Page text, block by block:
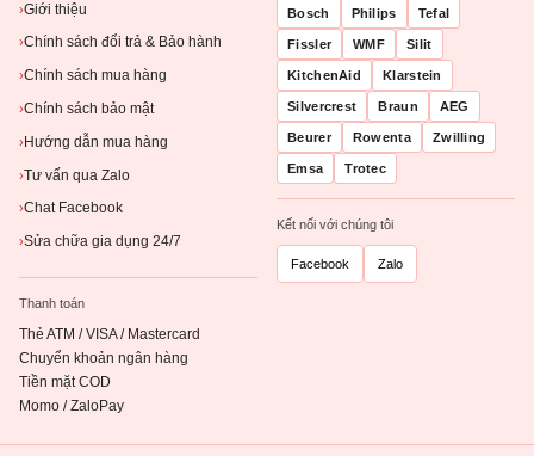
›Giới thiệu
›Chính sách đổi trả & Bảo hành
›Chính sách mua hàng
›Chính sách bảo mật
›Hướng dẫn mua hàng
›Tư vấn qua Zalo
›Chat Facebook
›Sửa chữa gia dụng 24/7
Thanh toán
Thẻ ATM / VISA / Mastercard
Chuyển khoản ngân hàng
Tiền mặt COD
Momo / ZaloPay
Bosch Philips Tefal
Fissler WMF Silit
KitchenAid Klarstein
Silvercrest Braun AEG
Beurer Rowenta Zwilling
Emsa Trotec
Kết nối với chúng tôi
Facebook Zalo